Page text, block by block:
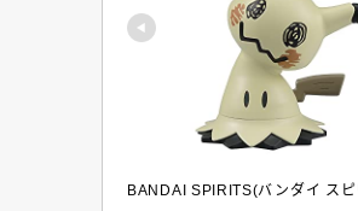
BANDAI SPIRITS(バンダイ スピ